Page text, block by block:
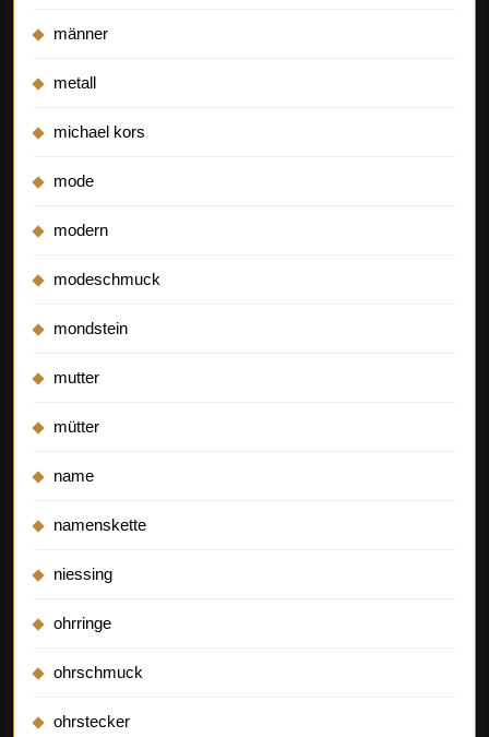
männer
metall
michael kors
mode
modern
modeschmuck
mondstein
mutter
mütter
name
namenskette
niessing
ohrringe
ohrschmuck
ohrstecker